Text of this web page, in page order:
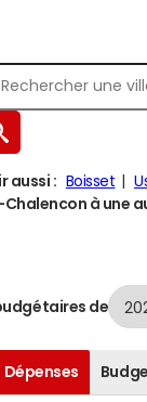
aussi : Boisset
Chalencon à une
de
Dépenses